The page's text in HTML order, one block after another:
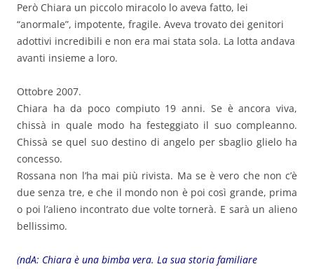
Però Chiara un piccolo miracolo lo aveva fatto, lei
“anormale”, impotente, fragile. Aveva trovato dei genitori
adottivi incredibili e non era mai stata sola. La lotta andava
avanti insieme a loro.
Ottobre 2007.
Chiara ha da poco compiuto 19 anni. Se è ancora viva,
chissà in quale modo ha festeggiato il suo compleanno.
Chissà se quel suo destino di angelo per sbaglio glielo ha
concesso.
Rossana non l’ha mai più rivista. Ma se è vero che non c’è
due senza tre, e che il mondo non è poi così grande, prima
o poi l’alieno incontrato due volte tornerà. E sarà un alieno
bellissimo.
(ndA: Chiara è una bimba vera. La sua storia familiare